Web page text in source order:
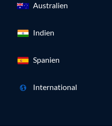
Australien
Indien
Spanien
International